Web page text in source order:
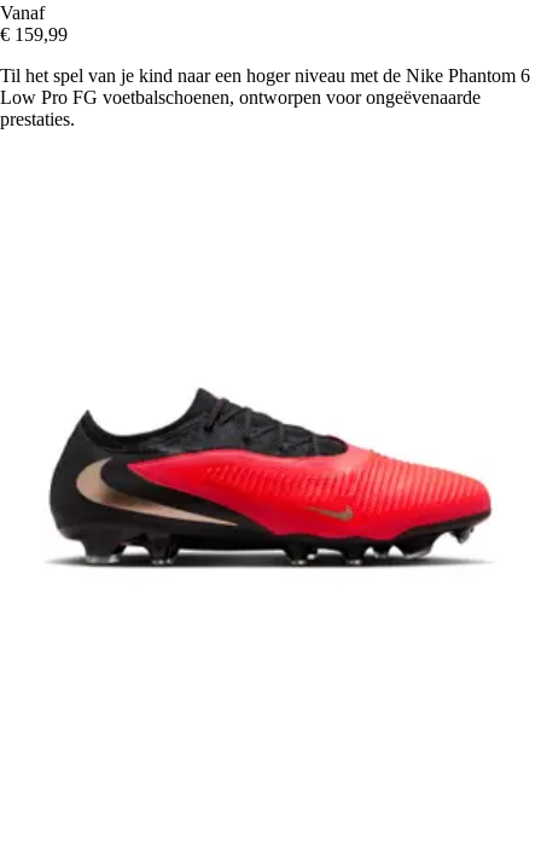
Vanaf
€ 159,99
Til het spel van je kind naar een hoger niveau met de Nike Phantom 6
Low Pro FG voetbalschoenen, ontworpen voor ongeëvenaarde
prestaties.